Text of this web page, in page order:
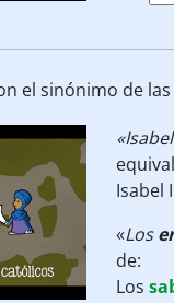
el sinónimo de
Isabel
«Los
de:
Los